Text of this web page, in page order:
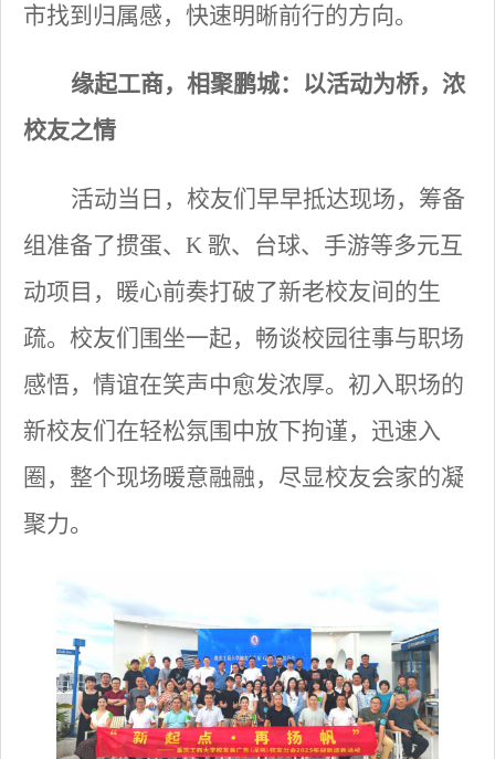
市找到归属感，快速明晰前行的方向。
缘起工商，相聚鹏城：以活动为桥，浓
校友之情
活动当日，校友们早早抵达现场，筹备
组准备了掼蛋、 K 歌、台球、手游等多元互
动项目，暖心前奏打破了新老校友间的生
疏。校友们围坐一起，畅谈校园往事与职场
感悟，情谊在笑声中愈发浓厚。初入职场的
新校友们在轻松氛围中放下拘谨，迅速入
圈，整个现场暖意融融，尽显校友会家的凝
聚力。